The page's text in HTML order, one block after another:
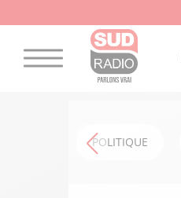
POLITIQUE